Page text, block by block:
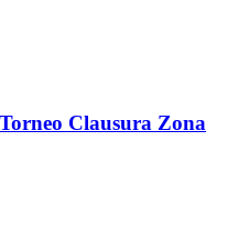
Clausura Zona